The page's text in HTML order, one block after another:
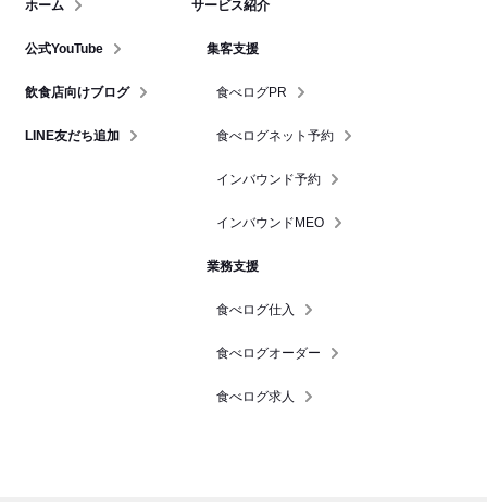
ホーム
公式YouTube
飲食店向けブログ
LINE友だち追加
サービス紹介
集客支援
食べログPR
食べログネット予約
インバウンド予約
インバウンドMEO
業務支援
食べログ仕入
食べログオーダー
食べログ求人